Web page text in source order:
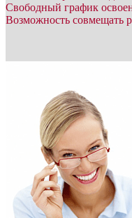
Свободный график
Возможность совмещать